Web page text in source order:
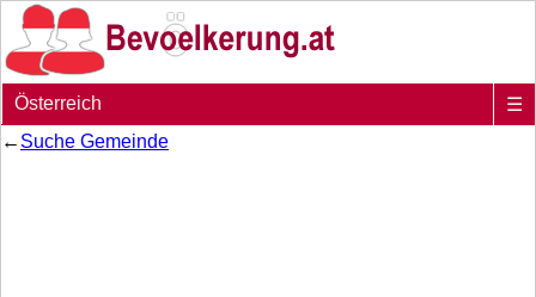
Österreich
☰
← Suche Gemeinde